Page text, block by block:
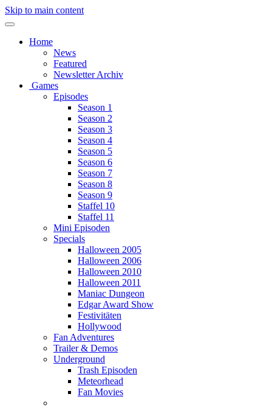
Skip to main content
Home
News
Featured
Newsletter Archiv
Games
Episodes
Season 1
Season 2
Season 3
Season 4
Season 5
Season 6
Season 7
Season 8
Season 9
Staffel 10
Staffel 11
Mini Episoden
Specials
Halloween 2005
Halloween 2006
Halloween 2010
Halloween 2011
Maniac Dungeon
Edgar Award Show
Festivitäten
Hollywood
Fan Adventures
Trailer & Demos
Underground
Trash Episoden
Meteorhead
Fan Movies